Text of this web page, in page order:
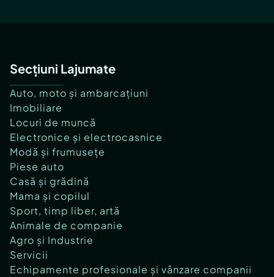
Secțiuni Lajumate
Auto, moto și ambarcațiuni
Imobiliare
Locuri de muncă
Electronice și electrocasnice
Modă și frumusețe
Piese auto
Casă și grădină
Mama și copilul
Sport, timp liber, artă
Animale de companie
Agro și Industrie
Servicii
Echipamente profesionale și vânzare companii